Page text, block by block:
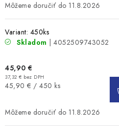
11.8.2026
Variant: 450ks
Skladom
| 4052509743052
45,90 €
37,32 € bez DPH
Jednotková
45,90 € / 450 ks
11.8.2026